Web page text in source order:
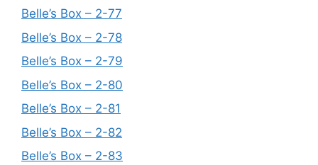
Belle’s Box – 2-77
Belle’s Box – 2-78
Belle’s Box – 2-79
Belle’s Box – 2-80
Belle’s Box – 2-81
Belle’s Box – 2-82
Belle’s Box – 2-83